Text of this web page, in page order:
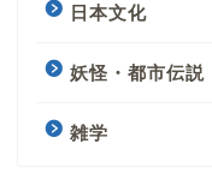
日本文化
妖怪・都市伝説
雑学